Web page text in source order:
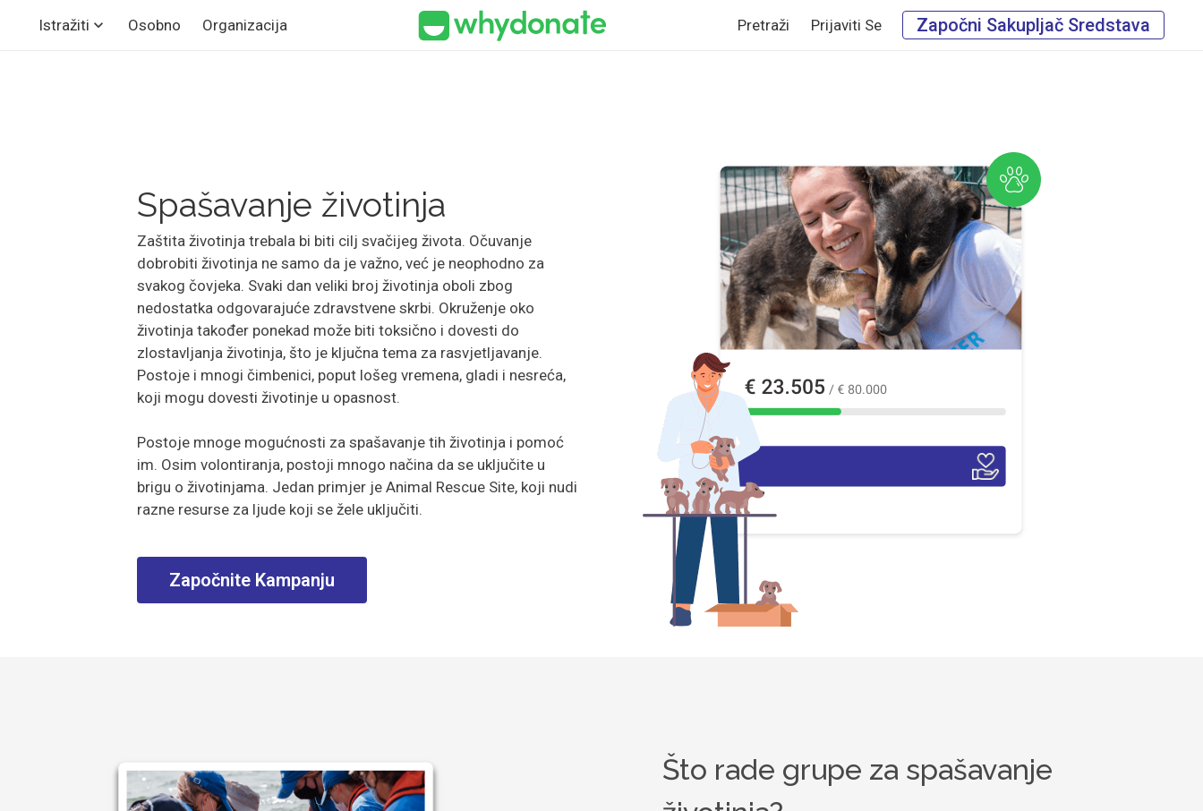
Istražiti Osobno Organizacija Pretraži Prijaviti Se Započni Sakupljač Sredstava
Spašavanje životinja
Zaštita životinja trebala bi biti cilj svačijeg života. Očuvanje
dobrobiti životinja ne samo da je važno, već je neophodno za
svakog čovjeka. Svaki dan veliki broj životinja oboli zbog
nedostatka odgovarajuće zdravstvene skrbi. Okruženje oko
životinja također ponekad može biti toksično i dovesti do
zlostavljanja životinja, što je ključna tema za rasvjetljavanje.
Postoje i mnogi čimbenici, poput lošeg vremena, gladi i nesreća,
koji mogu dovesti životinje u opasnost.
Postoje mnoge mogućnosti za spašavanje tih životinja i pomoć
im. Osim volontiranja, postoji mnogo načina da se uključite u
brigu o životinjama. Jedan primjer je Animal Rescue Site, koji nudi
razne resurse za ljude koji se žele uključiti.
Započnite Kampanju
Što rade grupe za spašavanje